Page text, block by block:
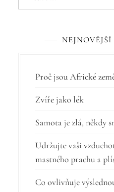
a
r
o
ř
í
s
p
Proč jsou Africké
Zvíře jako lék
Samota je zlá, někdy
Udržujte vaši
mastného prachu a
Co ovlivňuje